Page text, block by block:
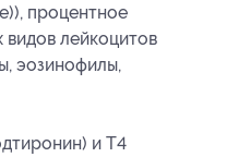
процентное
лейкоцитов
эозинофилы,
и Т4